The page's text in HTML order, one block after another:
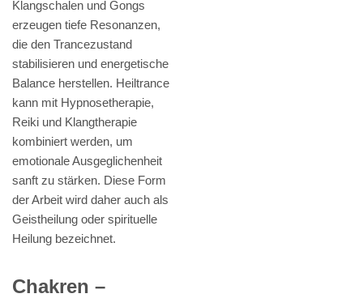
Klangschalen und Gongs
erzeugen tiefe Resonanzen,
die den Trancezustand
stabilisieren und energetische
Balance herstellen. Heiltrance
kann mit Hypnosetherapie,
Reiki und Klangtherapie
kombiniert werden, um
emotionale Ausgeglichenheit
sanft zu stärken. Diese Form
der Arbeit wird daher auch als
Geistheilung oder spirituelle
Heilung bezeichnet.
Chakren –